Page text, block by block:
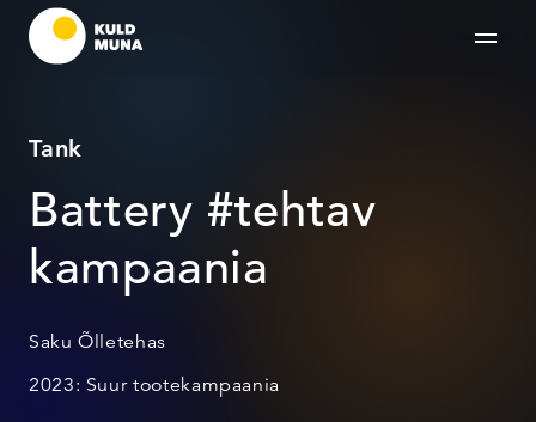
Tank
Battery #tehtav
kampaania
Saku Õlletehas
2023: Suur tootekampaania